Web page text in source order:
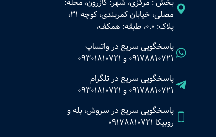
بخش : مرکزی، شهر: کازرون، محله:
مصلی، خیابان کمربندی، کوچه 31،
پلاک: 0.0، طبقه: همکف،
پاسخگویی سریع در واتساپ
09178810721 و 09301810721
پاسخگویی سریع در تلگرام
09178810721 و 09301810721
پاسخگویی سریع در سروش، بله و
روبیکا 09178810721